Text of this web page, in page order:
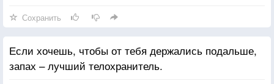
всю историю В мире, где общий уровень жизни
достиг наивысшей отметки в культурной традиции,
где каждый несет ответственность за свою жизнь –
здесь, говорит Недостающее Звено, животные
Сохранить
Если хочешь, чтобы от тебя держались подальше,
запах – лучший телохранитель.